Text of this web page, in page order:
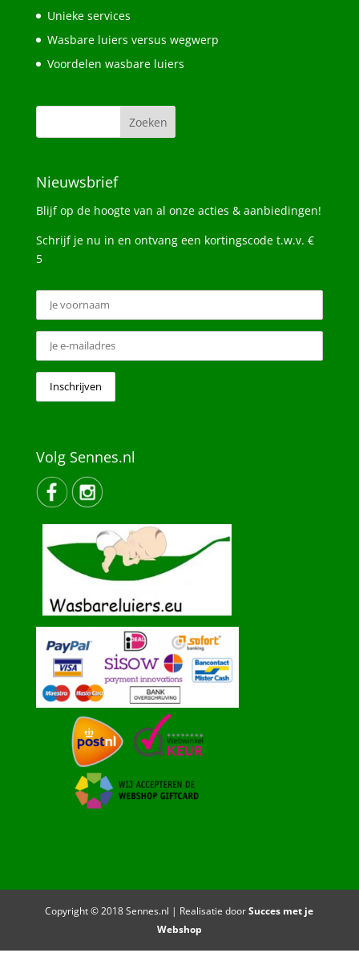
Unieke services
Wasbare luiers versus wegwerp
Voordelen wasbare luiers
Nieuwsbrief
Blijf op de hoogte van al onze acties & aanbiedingen!
Schrijf je nu in en ontvang een kortingscode t.w.v. €
5
Volg Sennes.nl
Copyright © 2018 Sennes.nl | Realisatie doorSucces met je
Webshop